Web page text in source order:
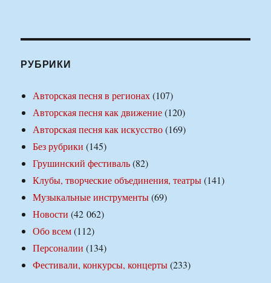
РУБРИКИ
Авторская песня в регионах(107)
Авторская песня как движение(120)
Авторская песня как искусство(169)
Без рубрики (145)
Грушинский фестиваль(82)
Клубы, творческие объединения, театры(141)
Музыкальные инструменты(69)
Новости (42 062)
Обо всем(112)
Персоналии (134)
Фестивали, конкурсы, концерты(233)